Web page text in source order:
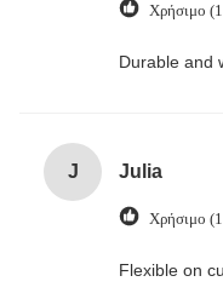
Χρήσιμο
Durable and
J Julia
Χρήσιμο
Flexible on